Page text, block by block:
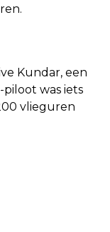
Kundar, een
was iets
vlieguren